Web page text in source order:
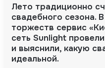
Лето традиционно
свадебного сезона.
торжеств сервис
сеть Sunlight
и выяснили, какую
идеальной.